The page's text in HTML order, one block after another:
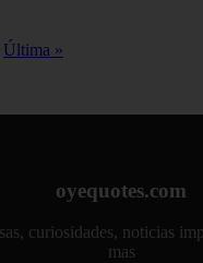
Última »
oyequotes.com
curiosidades, noticias
mas